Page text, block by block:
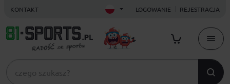
KONTAKT LOGOWANIE REJESTRACJA